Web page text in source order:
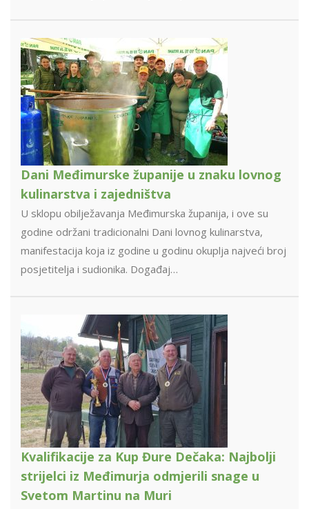
Dani Međimurske županije u znaku lovnog
kulinarstva i zajedništva
U sklopu obilježavanja Međimurska županija, i ove su
godine održani tradicionalni Dani lovnog kulinarstva,
manifestacija koja iz godine u godinu okuplja najveći broj
posjetitelja i sudionika. Događaj…
Kvalifikacije za Kup Đure Dečaka: Najbolji
strijelci iz Međimurja odmjerili snage u
Svetom Martinu na Muri